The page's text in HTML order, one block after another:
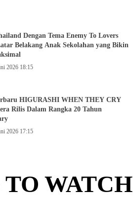
Dengan Tema Enemy To Lovers
Belakang Anak Sekolahan yang Bikin
2026 18:15
HIGURASHI WHEN THEY CRY
Rilis Dalam Rangka 20 Tahun
2026 17:15
WATCH